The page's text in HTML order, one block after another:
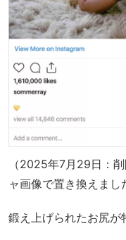
（2025年7月29日：
ャ画像で置き換えまし
鍛え上げられたお尻が